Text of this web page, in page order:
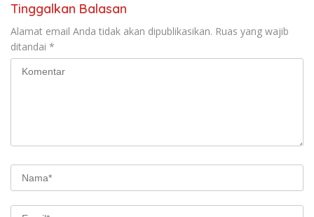
Tinggalkan Balasan
Alamat email Anda tidak akan dipublikasikan. Ruas yang wajib
ditandai *